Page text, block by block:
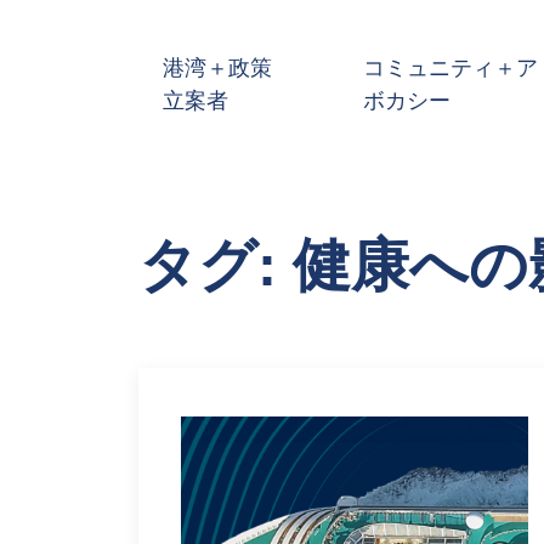
港湾＋政策
立案者
コミュニティ＋ア
ボカシー
タグ: 健康への